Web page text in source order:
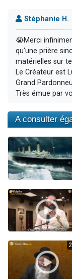
Stéphanie H.
😭Merci
qu'une prière
matérielles sur
Le Créateur est
Grand
Très émue par
A consulter